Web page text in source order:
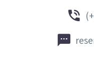



